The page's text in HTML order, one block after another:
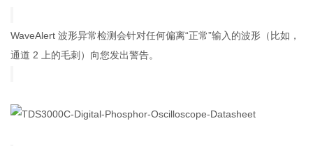
WaveAlert 波形异常检测会针对任何偏离“正常”输入的波形（比如，
通道 2 上的毛刺）向您发出警告。